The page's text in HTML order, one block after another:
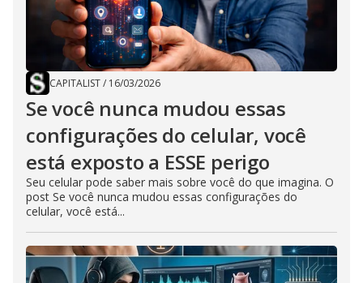
CAPITALIST/ 16/03/2026
Se você nunca mudou essas
configurações do celular, você
está exposto a ESSE perigo
Seu celular pode saber mais sobre você do que imagina. O
post Se você nunca mudou essas configurações do
celular, você está...